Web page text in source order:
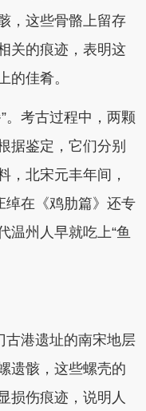
，这些骨骼上留存
关的痕迹，表明这
的佳肴。
考古过程中，两颗
据鉴定，它们分别
，北宋元丰年间，
绰在《鸡肋篇》还专
温州人早就吃上“鱼
港遗址的南宋地层
遗骸，这些螺壳的
损伤痕迹，说明人